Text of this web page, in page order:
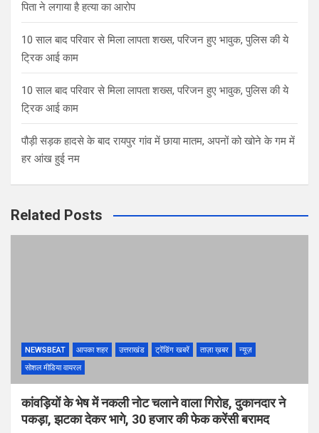
पिता ने लगाया है हत्या का आरोप
10 साल बाद परिवार से मिला लापता शख्स, परिजन हुए भावुक, पुलिस की ये
ट्रिक आई काम
10 साल बाद परिवार से मिला लापता शख्स, परिजन हुए भावुक, पुलिस की ये
ट्रिक आई काम
पौड़ी सड़क हादसे के बाद रायपुर गांव में छाया मातम, अपनों को खोने के गम में
हर आंख हुई नम
Related Posts
NEWSBEAT आपका शहर उत्तराखंड ट्रेंडिंग खबरें ताज़ा ख़बर
न्यूज़
सोशल मीडिया वायरल
कांवड़ियों के भेष में नकली नोट चलाने वाला गिरोह, दुकानदार ने
पकड़ा, झटका देकर भागे, 30 हजार की फेक करेंसी बरामद